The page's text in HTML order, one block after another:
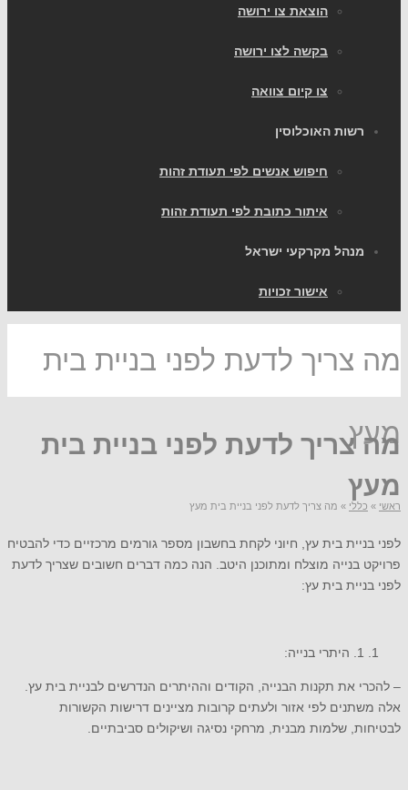
הוצאת צו ירושה
בקשה לצו ירושה
צו קיום צוואה
רשות האוכלוסין
חיפוש אנשים לפי תעודת זהות
איתור כתובת לפי תעודת זהות
מנהל מקרקעי ישראל
אישור זכויות
מה צריך לדעת לפני בניית בית
מעץ
ראשי » כללי » מה צריך לדעת לפני בניית בית מעץ
מה צריך לדעת לפני בניית בית
מעץ
לפני בניית בית עץ, חיוני לקחת בחשבון מספר גורמים מרכזיים כדי להבטיח
פרויקט בנייה מוצלח ומתוכנן היטב. הנה כמה דברים חשובים שצריך לדעת
לפני בניית בית עץ:
1. היתרי בנייה:
– להכרי את תקנות הבנייה, הקודים וההיתרים הנדרשים לבניית בית עץ.
אלה משתנים לפי אזור ולעתים קרובות מציינים דרישות הקשורות
לבטיחות, שלמות מבנית, מרחקי נסיגה ושיקולים סביבתיים.